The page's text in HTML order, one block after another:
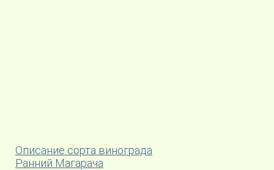
Описание сорта винограда
Ранний Магарача